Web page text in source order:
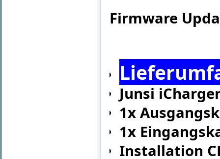
Firmware
Junsi
1x
1x
Installation